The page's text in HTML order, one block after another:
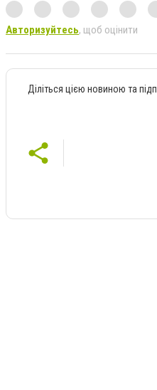
Авторизуйтесь, щоб оцінити
Діліться цією новиною та